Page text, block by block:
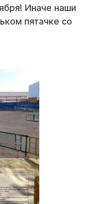
Иначе наши
пятачке со